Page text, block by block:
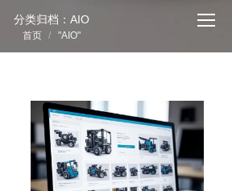
分类归档： AIO
您在这里：
首页 "AIO"